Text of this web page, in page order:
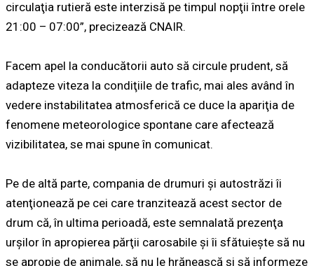
circulaţia rutieră este interzisă pe timpul nopţii între orele
21:00 – 07:00”, precizează CNAIR.
Facem apel la conducătorii auto să circule prudent, să
adapteze viteza la condiţiile de trafic, mai ales având în
vedere instabilitatea atmosferică ce duce la apariţia de
fenomene meteorologice spontane care afectează
vizibilitatea, se mai spune în comunicat.
Pe de altă parte, compania de drumuri şi autostrăzi îi
atenţionează pe cei care tranzitează acest sector de
drum că, în ultima perioadă, este semnalată prezenţa
urşilor în apropierea părţii carosabile şi îi sfătuieşte să nu
se apropie de animale, să nu le hrănească şi să informeze